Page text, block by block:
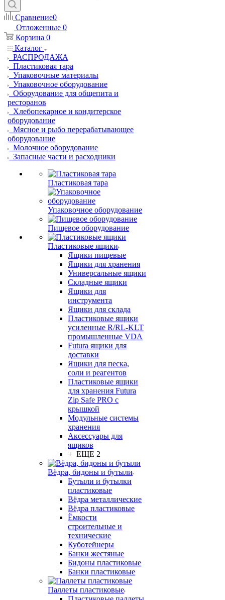
Сравнение0
Отложенные 0
Корзина 0
Каталог
РАСПРОДАЖА
Пластиковая тара
Упаковочные материалы
Упаковочное оборудование
Оборудование для общепита и
ресторанов
Хлебопекарное и кондитерское
оборудование
Мясное и рыбо перерабатывающее
оборудование
Молочное оборудование
Запасные части и расходники
Пластиковая тара
Упаковочное оборудование
Пищевое оборудование
Пластиковые ящики
Ящики пищевые
Ящики для хранения
Универсальные ящики
Складные ящики
Ящики для
инструмента
Ящики для склада
Пластиковые ящики
усиленные R/RL-KLT
промышленные VDA
Futura ящики для
доставки
Ящики для песка,
соли и реагентов
Пластиковые ящики
для хранения Futura
Zip Safe PRO с
крышкой
Модульные системы
хранения
Аксессуары для
ящиков
+ ЕЩЕ 2
Вёдра, бидоны и бутыли
Бутыли и бутылки
пластиковые
Вёдра металлические
Вёдра пластиковые
Ёмкости
строительные и
технические
Куботейнеры
Банки жестяные
Бидоны пластиковые
Банки пластиковые
Паллеты пластиковые